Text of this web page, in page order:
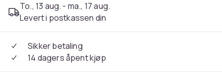
To., 13 aug. - ma., 17 aug.
Levert i postkassen din
Sikker betaling
14 dagers åpent kjøp